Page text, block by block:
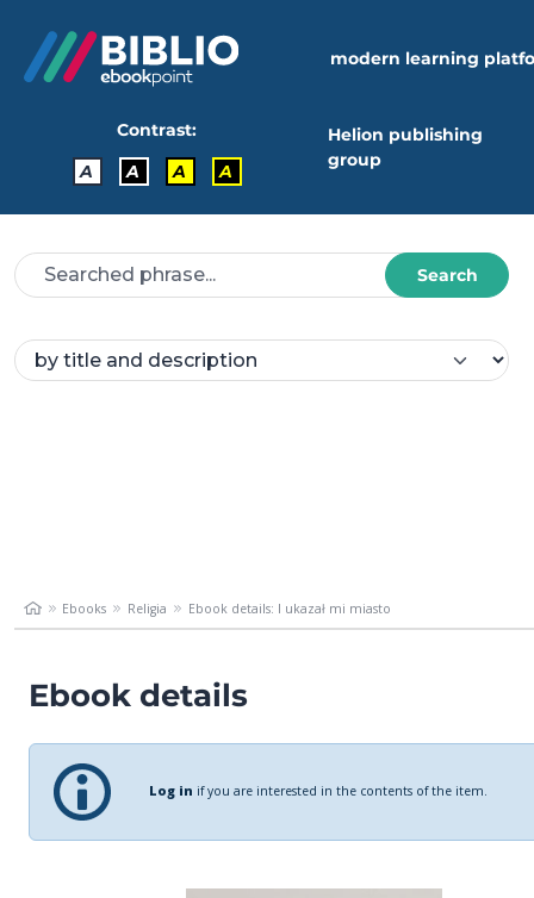
modern learning
Contrast:
A
A A A
Helion publishing
group
Search
Ebooks Religia Ebook details: I ukazał mi miasto
Ebook details
Log in if you are interested in the contents of the item.